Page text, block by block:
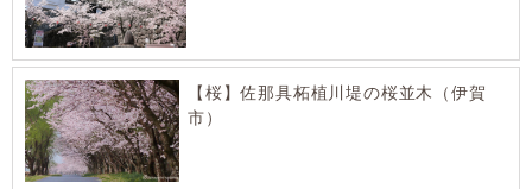
【桜】佐那具柘植川堤の桜並木（伊賀
市）